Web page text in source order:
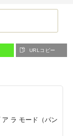
URLコピー
ラ モード（パン